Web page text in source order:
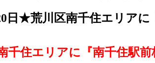
日★荒川区南千住エリアに
千住エリアに『南千住駅前